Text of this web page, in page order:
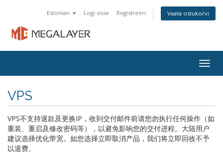
Estonian Logi sisse Registreeri Vaata ostukorvi
VPS
VPS不支持退款及更换IP，收到交付邮件前请您勿执行任何操作（如
重装、重启及修改密码等），以避免影响您的交付进程。大陆用户
建议选择优化带宽。如您选择立即取消产品，我们将立即回收不予
以退费。